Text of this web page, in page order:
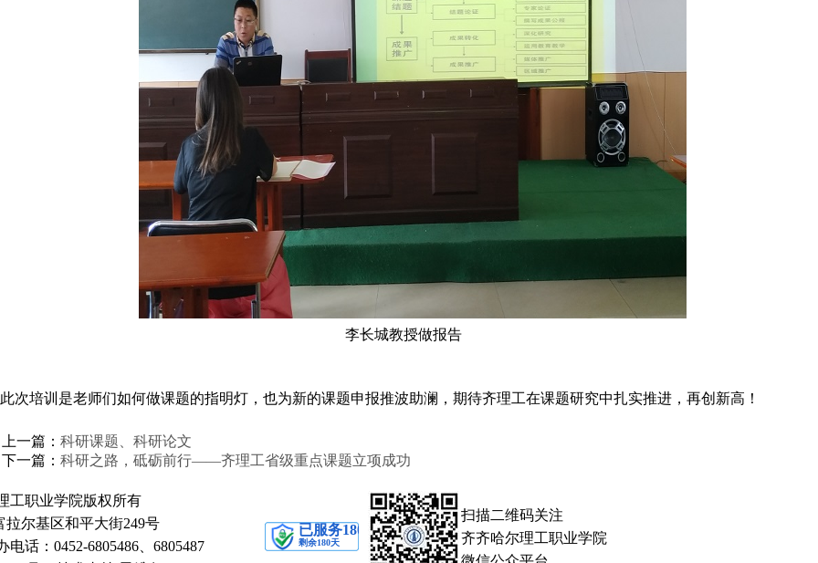
李长城教授做报告
培训是老师们如何做课题的指明灯，也为新的课题申报推波助澜，期待齐理工在课题研究中扎实推进，再创新高！
上一篇： 科研课题、科研论文
下一篇： 科研之路，砥砺前行——齐理工省级重点课题立项成功
工职业学院版权所有
拉尔基区和平大街249号
电话：0452-6805486、6805487
扫描二维码关注
齐齐哈尔理工职业学院